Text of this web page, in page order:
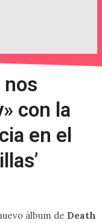
nos
con la
en el
álbum de Death